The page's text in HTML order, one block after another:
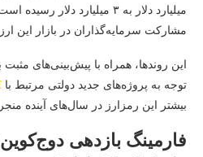
میلیارد دلار به ۳ میلیارد
مشارکت سرمایه‌گذاران در بازار این
این روندها، همراه با پیش‌بینی‌های مثبت
توجه به پروژه‌های جدید دولتی مرتبط با
بیشتر این رمزارز در سال‌های آینده
فارمینگ بازدهی